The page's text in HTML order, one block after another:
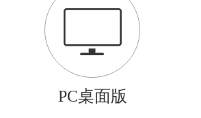
PC桌面版